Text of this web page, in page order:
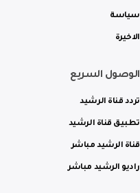
سياسة
الاخيرة
الوصول السريع
تردد قناة الرشيد
تطبيق قناة الرشيد
قناة الرشيد مباشر
راديو الرشيد مباشر